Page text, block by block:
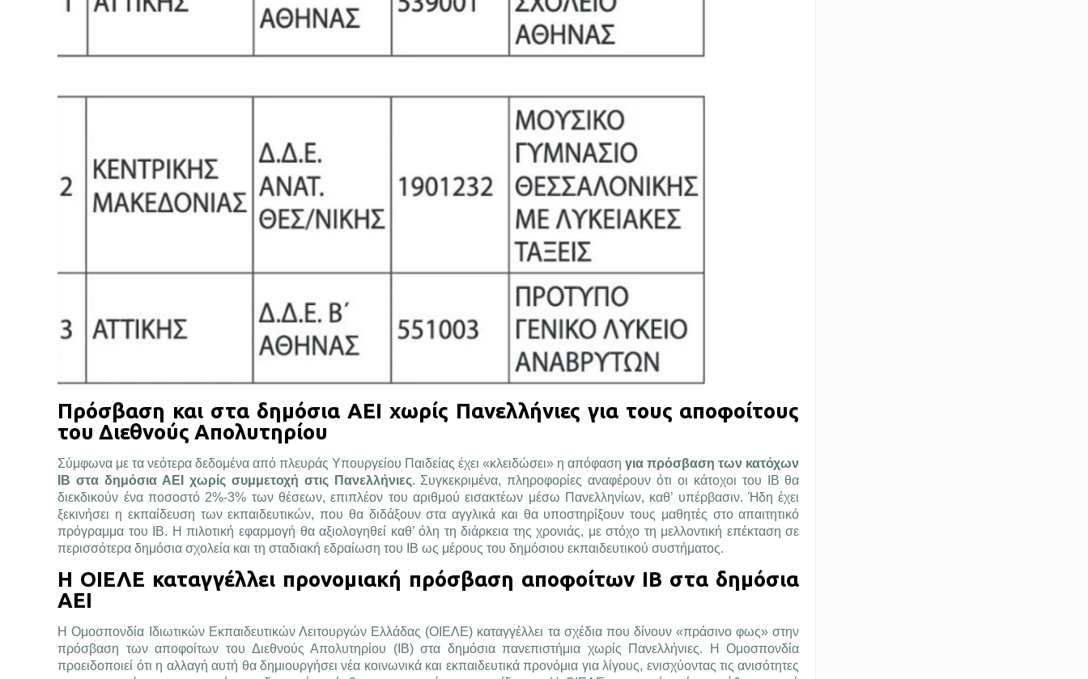
Πρόσβαση και στα δημόσια ΑΕΙ χωρίς Πανελλήνιες για τους αποφοίτους
του Διεθνούς Απολυτηρίου
Σύμφωνα με τα νεότερα δεδομένα από πλευράς Υπουργείου Παιδείας έχει «κλειδώσει» η απόφασηγια πρόσβαση των κατόχων
IB στα δημόσια ΑΕΙ χωρίς συμμετοχή στις Πανελλήνιες. Συγκεκριμένα, πληροφορίες αναφέρουν ότι οι κάτοχοι του IB θα
διεκδικούν ένα ποσοστό 2%-3% των θέσεων, επιπλέον του αριθμού εισακτέων μέσω Πανελληνίων, καθ’ υπέρβασιν. Ήδη έχει
ξεκινήσει η εκπαίδευση των εκπαιδευτικών, που θα διδάξουν στα αγγλικά και θα υποστηρίξουν τους μαθητές στο απαιτητικό
πρόγραμμα του IB. Η πιλοτική εφαρμογή θα αξιολογηθεί καθ’ όλη τη διάρκεια της χρονιάς, με στόχο τη μελλοντική επέκταση σε
περισσότερα δημόσια σχολεία και τη σταδιακή εδραίωση του IB ως μέρους του δημόσιου εκπαιδευτικού συστήματος.
Η ΟΙΕΛΕ καταγγέλλει προνομιακή πρόσβαση αποφοίτων ΙΒ στα δημόσια
ΑΕΙ
Η Ομοσπονδία Ιδιωτικών Εκπαιδευτικών Λειτουργών Ελλάδας (ΟΙΕΛΕ) καταγγέλλει τα σχέδια που δίνουν «πράσινο φως» στην
πρόσβαση των αποφοίτων του Διεθνούς Απολυτηρίου (IB) στα δημόσια πανεπιστήμια χωρίς Πανελλήνιες. Η Ομοσπονδία
προειδοποιεί ότι η αλλαγή αυτή θα δημιουργήσει νέα κοινωνικά και εκπαιδευτικά προνόμια για λίγους, ενισχύοντας τις ανισότητες